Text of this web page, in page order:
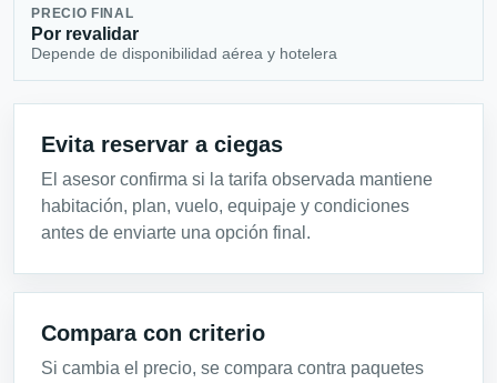
PRECIO FINAL
Por revalidar
Depende de disponibilidad aérea y hotelera
Evita reservar a ciegas
El asesor confirma si la tarifa observada mantiene
habitación, plan, vuelo, equipaje y condiciones
antes de enviarte una opción final.
Compara con criterio
Si cambia el precio, se compara contra paquetes